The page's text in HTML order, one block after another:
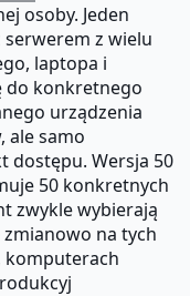
osoby. Jeden
serwerem z wielu
laptopa i
do konkretnego
urządzenia
ale samo
dostępu. Wersja 50
50 konkretnych
zwykle wybierają
na tych
komputerach